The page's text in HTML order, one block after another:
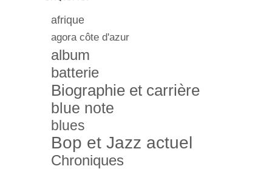
afrique
agora côte d'azur
album
batterie
Biographie et carrière
blue note
blues
Bop et Jazz actuel
Chroniques